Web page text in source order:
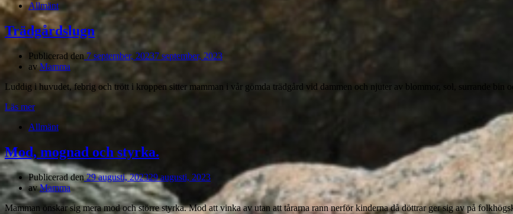
Allmänt
Trädgårdslugn
Publicerad den 7 september, 20237 september, 2023
av Mamma
Luddig i huvudet, febrig och trött i kroppen sitter mamman i vår gömda trädgård vid dammen och njuter av blommor, sol, surrande bin
Läs mer
Allmänt
Mod, mognad och styrka.
Publicerad den 29 augusti, 202329 augusti, 2023
avMamma
Mamman önskar sig mera mod och större styrka. Mod att vinka av utan att tårarna rann nerför kinderna då döttrar ger sig av på